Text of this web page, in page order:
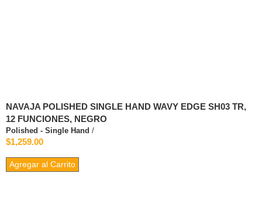
NAVAJA POLISHED SINGLE HAND WAVY EDGE SH03 TR,
12 FUNCIONES, NEGRO
Polished - Single Hand /
$1,259.00
Agregar al Carrito